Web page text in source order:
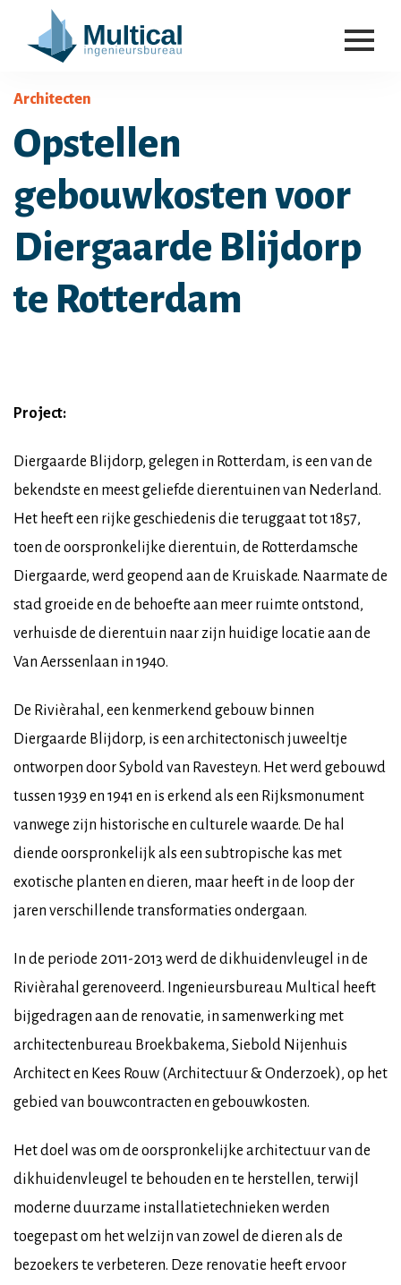
Architecten
Opstellen
gebouwkosten voor
Diergaarde Blijdorp
te Rotterdam
Project:
Diergaarde Blijdorp, gelegen in Rotterdam, is een van de
bekendste en meest geliefde dierentuinen van Nederland.
Het heeft een rijke geschiedenis die teruggaat tot 1857,
toen de oorspronkelijke dierentuin, de Rotterdamsche
Diergaarde, werd geopend aan de Kruiskade. Naarmate de
stad groeide en de behoefte aan meer ruimte ontstond,
verhuisde de dierentuin naar zijn huidige locatie aan de
Van Aerssenlaan in 1940.
De Rivièrahal, een kenmerkend gebouw binnen
Diergaarde Blijdorp, is een architectonisch juweeltje
ontworpen door Sybold van Ravesteyn. Het werd gebouwd
tussen 1939 en 1941 en is erkend als een Rijksmonument
vanwege zijn historische en culturele waarde. De hal
diende oorspronkelijk als een subtropische kas met
exotische planten en dieren, maar heeft in de loop der
jaren verschillende transformaties ondergaan.
In de periode 2011-2013 werd de dikhuidenvleugel in de
Rivièrahal gerenoveerd. Ingenieursbureau Multical heeft
bijgedragen aan de renovatie, in samenwerking met
architectenbureau Broekbakema, Siebold Nijenhuis
Architect en Kees Rouw (Architectuur & Onderzoek), op het
gebied van bouwcontracten en gebouwkosten.
Het doel was om de oorspronkelijke architectuur van de
dikhuidenvleugel te behouden en te herstellen, terwijl
moderne duurzame installatietechnieken werden
toegepast om het welzijn van zowel de dieren als de
bezoekers te verbeteren. Deze renovatie heeft ervoor